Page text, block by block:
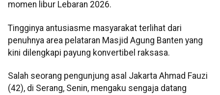
momen libur Lebaran 2026.
Tingginya antusiasme masyarakat terlihat dari
penuhnya area pelataran Masjid Agung Banten yang
kini dilengkapi payung konvertibel raksasa.
Salah seorang pengunjung asal Jakarta Ahmad Fauzi
(42), di Serang, Senin, mengaku sengaja datang